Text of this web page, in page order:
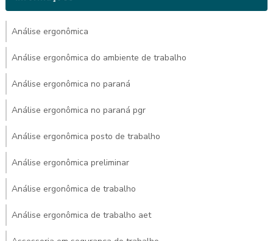
Análise ergonômica
Análise ergonômica do ambiente de trabalho
Análise ergonômica no paraná
Análise ergonômica no paraná pgr
Análise ergonômica posto de trabalho
Análise ergonômica preliminar
Análise ergonômica de trabalho
Análise ergonômica de trabalho aet